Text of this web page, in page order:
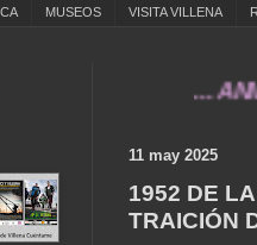
MUSEOS VISITA VILLENA
... ANÍMATE
11 may 2025
1952 DE
TRAICIÓN